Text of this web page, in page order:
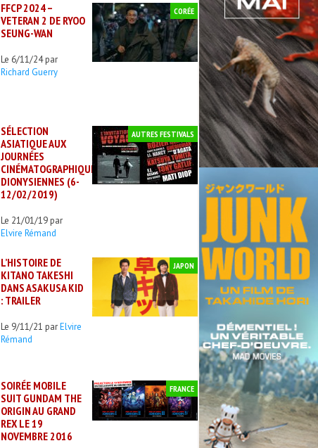
FFCP 2024 –
VETERAN 2 DE RYOO
SEUNG-WAN
Le 6/11/24 par
Richard Guerry
CORÉE
SÉLECTION
ASIATIQUE AUX
JOURNÉES
CINÉMATOGRAPHIQUES
DIONYSIENNES (6-
12/02/2019)
Le 21/01/19 par
Elvire Rémand
AUTRES FESTIVALS
L’HISTOIRE DE
KITANO TAKESHI
DANS ASAKUSA KID
: TRAILER
Le 9/11/21 parElvire
Rémand
JAPON
SOIRÉE MOBILE
SUIT GUNDAM THE
ORIGIN AU GRAND
REX LE 19
NOVEMBRE 2016
FRANCE